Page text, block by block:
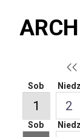
Sob
1
Niedz
2
Sob Niedz